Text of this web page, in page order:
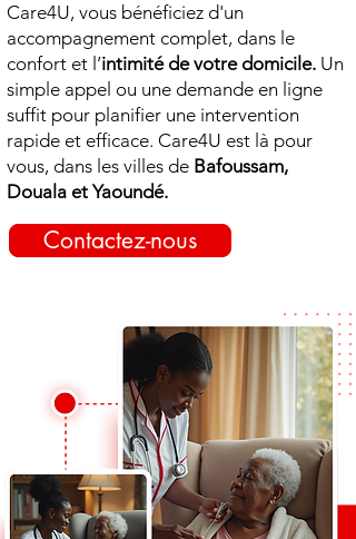
Care4U, vous bénéficiez d'un
accompagnement complet, dans le
confort et l’intimité de votre domicile. Un
simple appel ou une demande en ligne
suffit pour planifier une intervention
rapide et efficace. Care4U est là pour
vous, dans les villes de Bafoussam,
Douala et Yaoundé.
Contactez-nous